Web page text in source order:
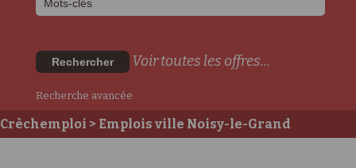
Rechercher Voir toutes les offres...
Recherche avancée
Crèchemploi > Emplois ville Noisy-le-Grand